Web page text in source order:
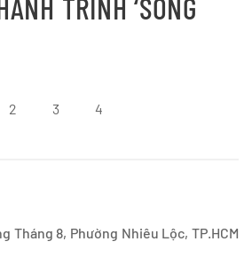
2 3 4
Tháng 8, Phường Nhiêu Lộc, TP.HCM